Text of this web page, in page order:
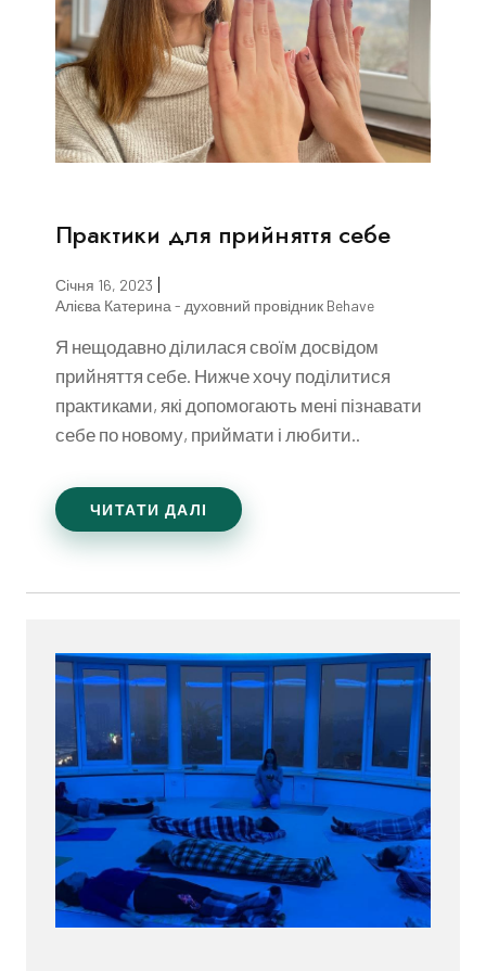
Практики для прийняття себе
Січня 16, 2023
Алієва Катерина - духовний провідник Behave
Я нещодавно ділилася своїм досвідом
прийняття себе. Нижче хочу поділитися
практиками, які допомогають мені пізнавати
себе по новому, приймати і любити..
ЧИТАТИ ДАЛІ